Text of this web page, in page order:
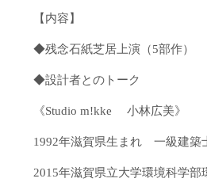
【内容】
◆残念石紙芝居上演（5部作）
◆設計者とのトーク
《Studio m!kke 小林広美》
1992年滋賀県生まれ 一級建築
2015年滋賀県立大学環境科学部